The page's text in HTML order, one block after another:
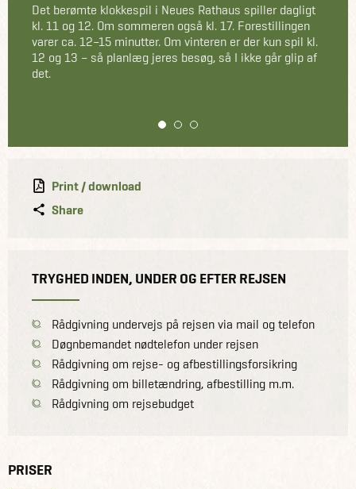
Det berømte klokkespil i Neues Rathaus spiller dagligt
kl. 11 og 12. Om sommeren også kl. 17. Forestillingen
varer ca. 12–15 minutter. Om vinteren er der kun spil kl.
12 og 13 – så planlæg jeres besøg, så I ikke går glip af
det.
1 2 3
Print / download
Share
TRYGHED INDEN, UNDER OG EFTER REJSEN
Rådgivning undervejs på rejsen via mail og telefon
Døgnbemandet nødtelefon under rejsen
Rådgivning om rejse- og afbestillingsforsikring
Rådgivning om billetændring, afbestilling m.m.
Rådgivning om rejsebudget
PRISER